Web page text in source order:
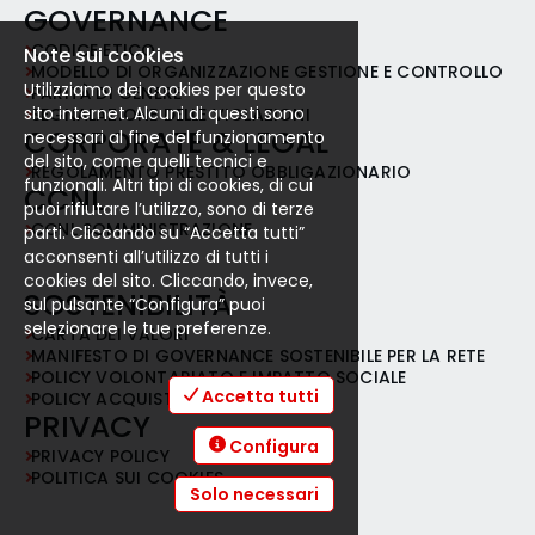
GOVERNANCE
CODICE ETICO
MODELLO DI ORGANIZZAZIONE GESTIONE E CONTROLLO
PARITÀ DI GENERE
SEGNALAZIONE DELLE VIOLAZIONI
CORPORATE & LEGAL
REGOLAMENTO PRESTITO OBBLIGAZIONARIO
CCNL
CCNL SOMMINISTRAZIONE
SOSTENIBILITÀ
CARTA DEI VALORI
MANIFESTO DI GOVERNANCE SOSTENIBILE PER LA RETE
POLICY VOLONTARIATO E IMPATTO SOCIALE
POLICY ACQUISTI RESPONSABILI
PRIVACY
PRIVACY POLICY
POLITICA SUI COOKIES
Note sui cookies
Utilizziamo dei cookies per questo
sito internet. Alcuni di questi sono
necessari al fine del funzionamento
del sito, come quelli tecnici e
funzionali. Altri tipi di cookies, di cui
puoi rifiutare l’utilizzo, sono di terze
parti. Cliccando su “Accetta tutti”
acconsenti all’utilizzo di tutti i
cookies del sito. Cliccando, invece,
sul pulsante “Configura” puoi
selezionare le tue preferenze.
Accetta tutti
Configura
Solo necessari